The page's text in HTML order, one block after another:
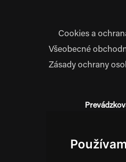
Cookies a
Všeobecné
Zásady ochrany
014 01